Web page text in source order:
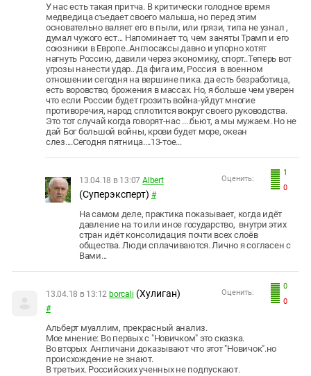
У нас есть такая притча. В критически голодное время
медведица съедает своего малыша, но перед этим
основательно валяет его в пыли, или грязи, типа не узнал ,
думал чужого ест... Напоминает то, чем заняты Трамп и его
союзники в Европе..Англосаксы давно и упорно хотят
нагнуть Россию, давили через экономику, спорт..Теперь вот
угрозы нанести удар.. Да фига им, Россия в военном
отношении сегодня на вершине пика. да есть безработица,
есть воровство, брожения в массах. Но, я больше чем уверен
что если России будет грозить война-уйдут многие
противоречия, народ сплотится вокруг своего руководства.
Это тот случай когда говорят-нас ....бьют, а мы мужаем. Но не
дай Бог большой войны, крови будет море, океан
слез....Сегодня пятница....13-тое...
1
0
Оценить:
13.04.18 в 13:07 Albert
(Суперэксперт) #
На самом деле, практика показывает, когда идёт
давление на то или иное государство, внутри этих
стран идёт консолидация почти всех слоёв
общества. Люди сплачиваются. Лично я согласен с
Вами...
0
0
Оценить:
13.04.18 в 13:12 borcali (Хулиган)
#
Альберт муаллим, прекрасный анализ.
Мое мнение: Во первых с "Новичком" это сказка.
Во вторых Англичани доказывают что этот "Новичок".но
происхождение не знают.
В третьих. Российских ученных не подпускают.